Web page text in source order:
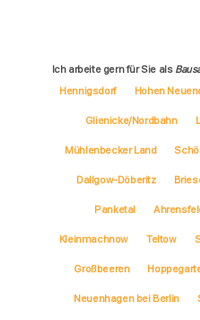
Ich arbeite gern für Sie als
Hennigsdorf
Hohen
Glienicke/Nordbahn
Mühlenbecker Land
Dallgow-Döberitz
Panketal
Kleinmachnow Teltow
Großbeeren
Neuenhagen bei Berlin